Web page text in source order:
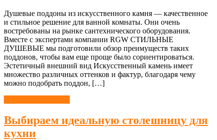
Душевые поддоны из искусственного камня — качественное
и стильное решение для ванной комнаты. Они очень
востребованы на рынке сантехнического оборудования.
Вместе с экспертами компании RGW СТИЛЬНЫЕ
ДУШЕВЫЕ мы подготовили обзор преимуществ таких
поддонов, чтобы вам еще проще было сориентироваться.
Эстетичный внешний вид Искусственный камень имеет
множество различных оттенков и фактур, благодаря чему
можно подобрать поддон, […]
Выбираем идеальную столешницу для
кухни